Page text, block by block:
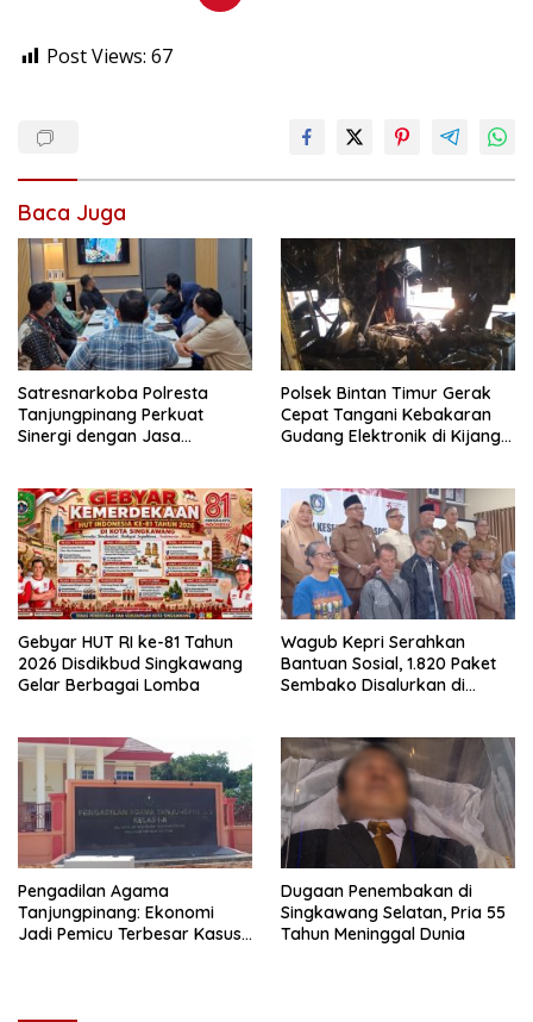
Post Views: 67
Baca Juga
Satresnarkoba Polresta
Tanjungpinang Perkuat
Sinergi dengan Jasa
Polsek Bintan Timur Gerak
Cepat Tangani Kebakaran
Gudang Elektronik di Kijang
Gebyar HUT RI ke-81 Tahun
2026 Disdikbud Singkawang
Gelar Berbagai Lomba
Wagub Kepri Serahkan
Bantuan Sosial, 1.820 Paket
Sembako Disalurkan di
Pengadilan Agama
Tanjungpinang: Ekonomi
Jadi Pemicu Terbesar Kasus
Dugaan Penembakan di
Singkawang Selatan, Pria 55
Tahun Meninggal Dunia